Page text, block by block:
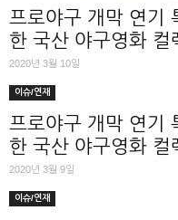
프로야구 개막 연기
한 국산 야구영화 컬
2020년 3월 10일
이슈/연재
프로야구 개막 연기
한 국산 야구영화 컬
2020년 3월 9일
이슈/연재